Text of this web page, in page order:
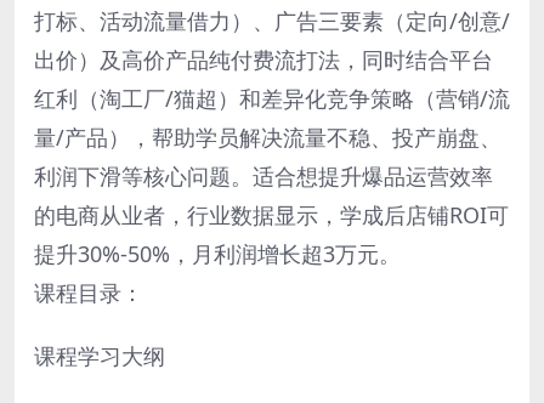
打标、活动流量借力）、广告三要素（定向/创意/
出价）及高价产品纯付费流打法，同时结合平台
红利（淘工厂/猫超）和差异化竞争策略（营销/流
量/产品），帮助学员解决流量不稳、投产崩盘、
利润下滑等核心问题。适合想提升爆品运营效率
的电商从业者，行业数据显示，学成后店铺ROI可
提升30%-50%，月利润增长超3万元。
课程目录：
课程学习大纲